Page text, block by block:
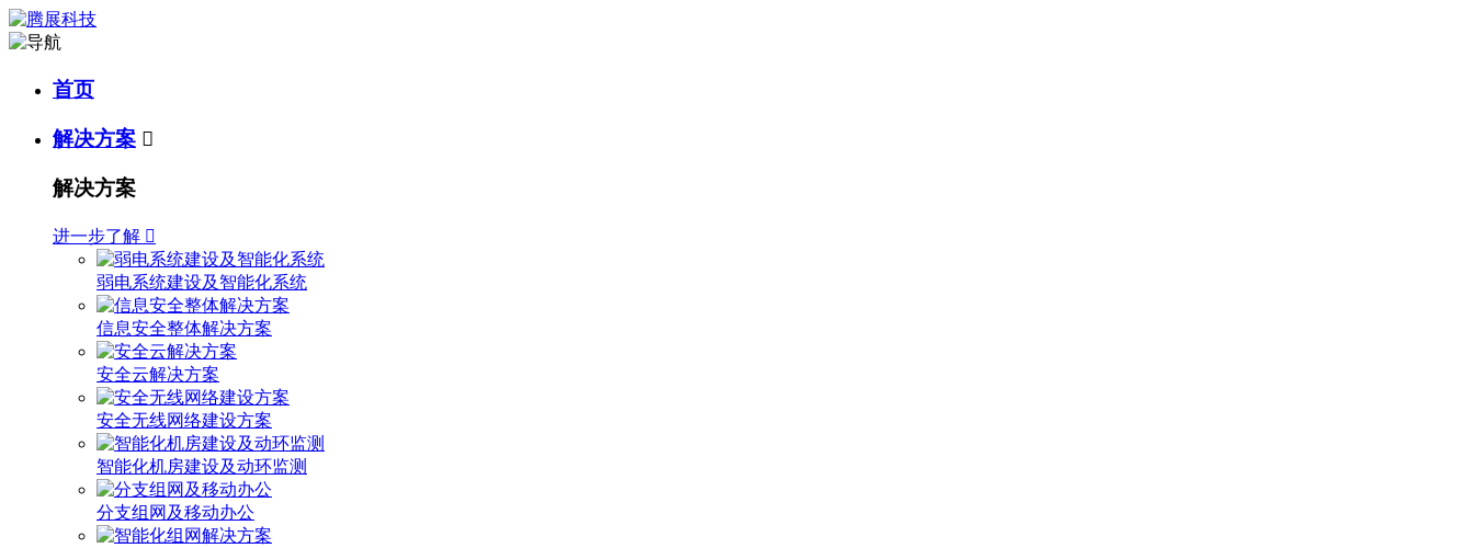
首页
解决方案 
解决方案
进一步了解 
弱电系统建设及智能化系统
信息安全整体解决方案
安全云解决方案
安全无线网络建设方案
智能化机房建设及动环监测
分支组网及移动办公